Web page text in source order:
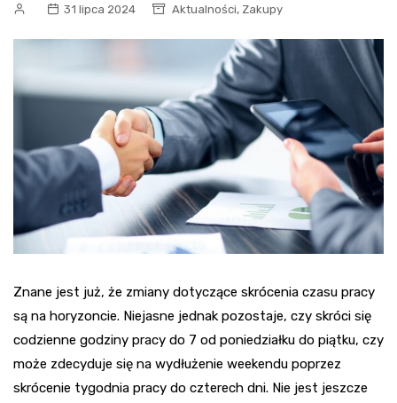
31 lipca 2024 Aktualności, Zakupy
Znane jest już, że zmiany dotyczące skrócenia czasu pracy
są na horyzoncie. Niejasne jednak pozostaje, czy skróci się
codzienne godziny pracy do 7 od poniedziałku do piątku, czy
może zdecyduje się na wydłużenie weekendu poprzez
skrócenie tygodnia pracy do czterech dni. Nie jest jeszcze